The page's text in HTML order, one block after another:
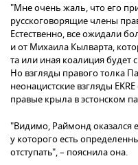
"Мне очень жаль, что его
русскоговорящие члены
Естественно, все ожидали
и от Михаила Кылварта,
та или иная коалиция будет
Но взгляды правого толка
неонацистские взгляды
правые крыла в эстонском
"Видимо, Раймонд оказался
у которого есть
отступать", – пояснила она.